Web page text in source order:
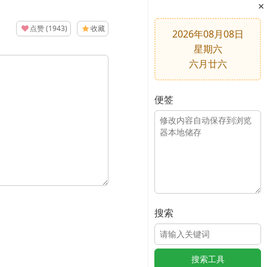
点赞(1943) 收藏
2026年08月08日
星期六
六月廿六
便签
搜索
搜索工具
×